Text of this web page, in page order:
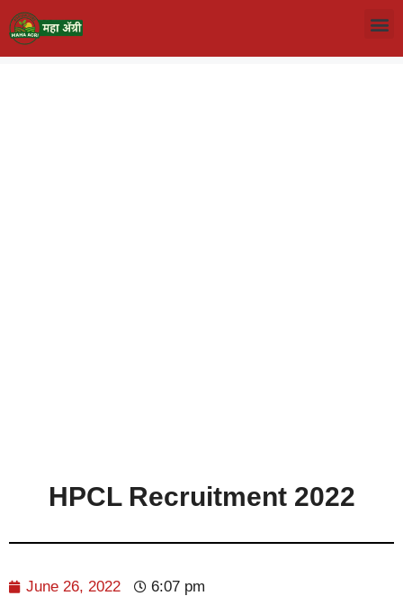
HPCL Recruitment 2022
June 26, 2022 6:07 pm